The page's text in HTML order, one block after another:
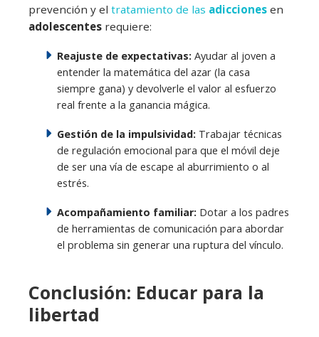
prevención y el tratamiento de las adicciones en
adolescentes requiere:
Reajuste de expectativas: Ayudar al joven a
entender la matemática del azar (la casa
siempre gana) y devolverle el valor al esfuerzo
real frente a la ganancia mágica.
Gestión de la impulsividad: Trabajar técnicas
de regulación emocional para que el móvil deje
de ser una vía de escape al aburrimiento o al
estrés.
Acompañamiento familiar: Dotar a los padres
de herramientas de comunicación para abordar
el problema sin generar una ruptura del vínculo.
Conclusión: Educar para la
libertad